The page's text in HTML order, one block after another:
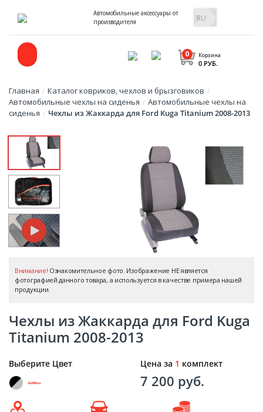
Автомобильные аксессуары от
производителя
Корзина
0
0 РУБ.
Главная / Каталог ковриков, чехлов и брызговиков /
Автомобильные чехлы на сиденья / Автомобильные чехлы на
сиденья / Чехлы из Жаккарда для Ford Kuga Titanium 2008-2013
Внимание! Ознакомительное фото. Изображение НЕ является
фотографией данного товара, а используется в качестве примера нашей
продукции.
Чехлы из Жаккарда для Ford Kuga
Titanium 2008-2013
Выберите Цвет Цена за 1 комплект
7 200 руб.